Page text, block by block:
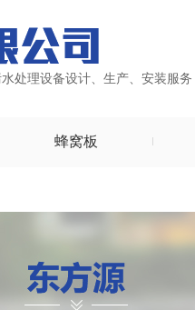
处理设备设计、生产、安装服务
蜂窝板